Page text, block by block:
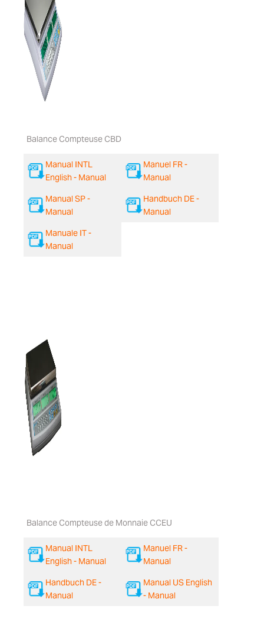
Balance Compteuse CBD
Manual INTL
English - Manual
Manuel FR -
Manual
Manual SP -
Manual
Handbuch DE -
Manual
Manuale IT -
Manual
Balance Compteuse de Monnaie CCEU
Manual INTL
English - Manual
Manuel FR -
Manual
Handbuch DE -
Manual
Manual US English
- Manual